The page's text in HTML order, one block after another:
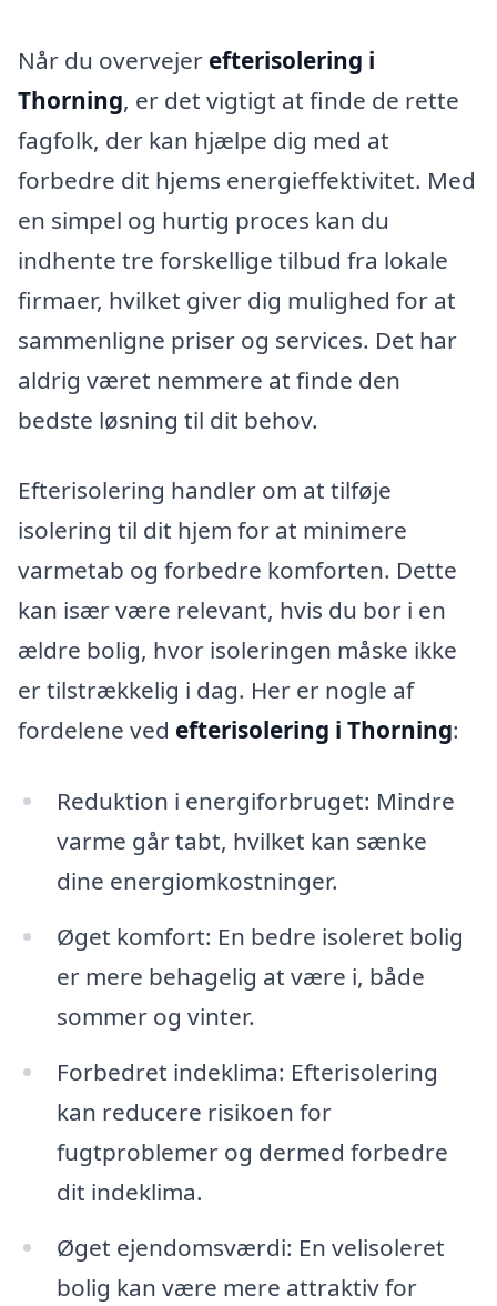
Når du overvejer efterisolering i
Thorning, er det vigtigt at finde de rette
fagfolk, der kan hjælpe dig med at
forbedre dit hjems energieffektivitet. Med
en simpel og hurtig proces kan du
indhente tre forskellige tilbud fra lokale
firmaer, hvilket giver dig mulighed for at
sammenligne priser og services. Det har
aldrig været nemmere at finde den
bedste løsning til dit behov.
Efterisolering handler om at tilføje
isolering til dit hjem for at minimere
varmetab og forbedre komforten. Dette
kan især være relevant, hvis du bor i en
ældre bolig, hvor isoleringen måske ikke
er tilstrækkelig i dag. Her er nogle af
fordelene ved efterisolering i Thorning:
Reduktion i energiforbruget: Mindre
varme går tabt, hvilket kan sænke
dine energiomkostninger.
Øget komfort: En bedre isoleret bolig
er mere behagelig at være i, både
sommer og vinter.
Forbedret indeklima: Efterisolering
kan reducere risikoen for
fugtproblemer og dermed forbedre
dit indeklima.
Øget ejendomsværdi: En velisoleret
bolig kan være mere attraktiv for